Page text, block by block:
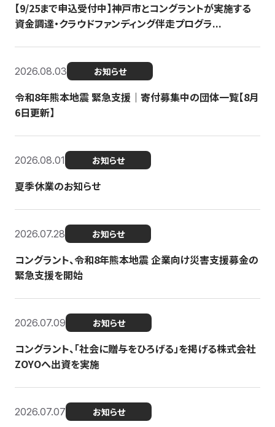
【9/25まで申込受付中】神戸市とコングラントが実施する
資金調達・クラウドファンディング伴走プログラ...
2026.08.03 お知らせ
令和8年熊本地震 緊急支援｜寄付募集中の団体一覧【8月
6日更新】
2026.08.01 お知らせ
夏季休業のお知らせ
2026.07.28 お知らせ
コングラント、令和8年熊本地震 企業向け災害支援募金の
緊急支援を開始
2026.07.09 お知らせ
コングラント、「社会に贈与をひろげる」を掲げる株式会社
ZOYOへ出資を実施
2026.07.07 お知らせ